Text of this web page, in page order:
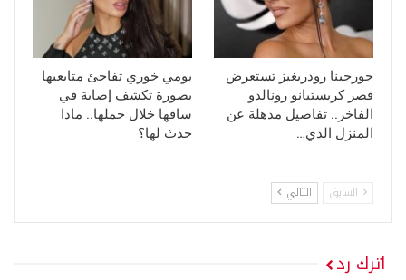
جورجينا رودريغيز تستعرض
قصر كريستيانو رونالدو
الفاخر.. تفاصيل مذهلة عن
المنزل الذي…
يومي خوري تفاجئ متابعيها
بصورة تكشف إصابة في
ساقها خلال حملها.. ماذا
حدث لها؟
السابق التالي
اترك رد